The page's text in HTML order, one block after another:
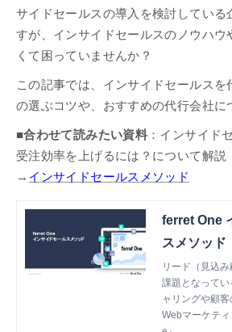
サイドセールスの導入を検討している
すが、インサイドセールスのノウハウ
くて困っていませんか？
この記事では、インサイドセールスを
の選ぶコツや、おすすめの代行会社に
■合わせて読みたい資料 ：インサイド
受注効率を上げるには？について解説
→ インサイドセールスメソッド
ferret One
スメソッド
リード（見込
課題となって
ャリングや顧客
的に行えるイ
Webマーケテ